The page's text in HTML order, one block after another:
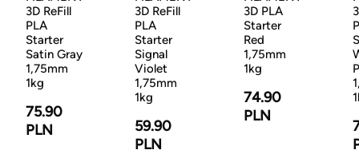
3D ReFill
PLA
Starter
Satin Gray
1,75mm
1kg
75.90
PLN
3D ReFill
PLA
Starter
Signal
Violet
1,75mm
1kg
59.90
PLN
3D PLA
Starter
Red
1,75mm
1kg
74.90
PLN